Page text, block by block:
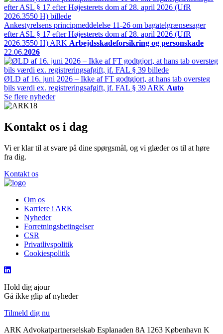
Ankestyrelsens principmeddelelse 11-26 om bagatelgrænsesager
efter ASL § 17 efter Højesterets dom af 28. april 2026 (UfR
2026.3550 H) ARK Arbejdsskadeforsikring og personskade
22.06.2026
ØLD af 16. juni 2026 – Ikke af FT godtgjort, at hans tab oversteg
bils værdi ex. registreringsafgift, jf. FAL § 39 ARK Auto
Se flere nyheder
Kontakt os i dag
Vi er klar til at svare på dine spørgsmål, og vi glæder os til at høre
fra dig.
Kontakt os
Om os
Karriere i ARK
Nyheder
Forretningsbetingelser
CSR
Privatlivspolitik
Cookiespolitik
Hold dig ajour
Gå ikke glip af nyheder
Tilmeld dig nu
ARK Advokatpartnerselskab Esplanaden 8A 1263 København K